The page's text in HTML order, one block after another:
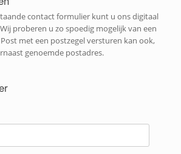
contact formulier kunt u ons digitaal
proberen u zo spoedig mogelijk van een
met een postzegel versturen kan ook,
genoemde postadres.